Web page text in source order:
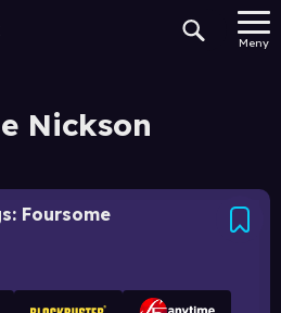
Meny
Nickson
Foursome